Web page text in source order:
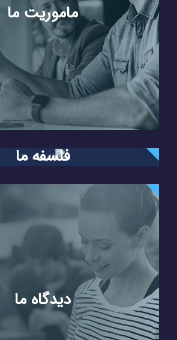
ماموریت ما
فلسفه ما
دیدگاه ما